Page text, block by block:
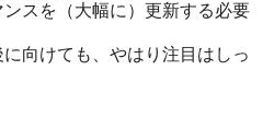
スを（大幅に）更新する必要
向けても、やはり注目はしっ